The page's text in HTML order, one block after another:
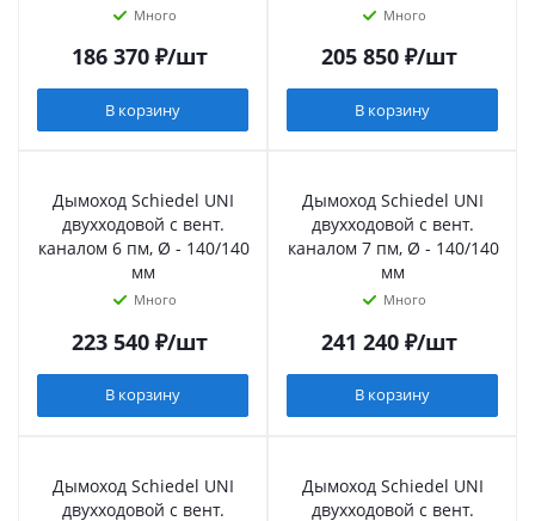
Много
186 370₽/шт
В корзину
Много
205 850₽/шт
В корзину
Дымоход Schiedel UNI
двухходовой с вент.
каналом 6 пм, Ø - 140/140
мм
Много
223 540₽/шт
В корзину
Дымоход Schiedel UNI
двухходовой с вент.
каналом 7 пм, Ø - 140/140
мм
Много
241 240₽/шт
В корзину
Дымоход Schiedel UNI
двухходовой с вент.
Дымоход Schiedel UNI
двухходовой с вент.